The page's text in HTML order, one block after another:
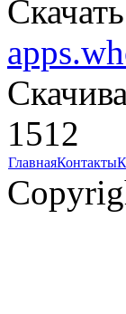
1512
ГлавнаяКонтакты